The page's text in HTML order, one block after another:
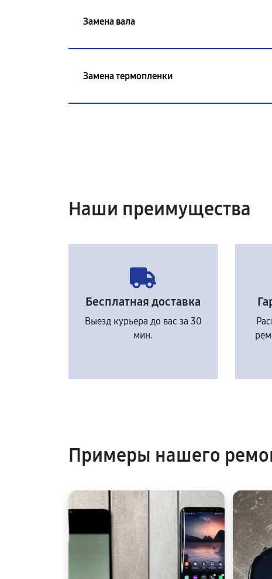
Замена вала
Замена термопленки
Наши преимущества
Бесплатная доставка
Выезд курьера до вас за 30
мин.
Примеры нашего